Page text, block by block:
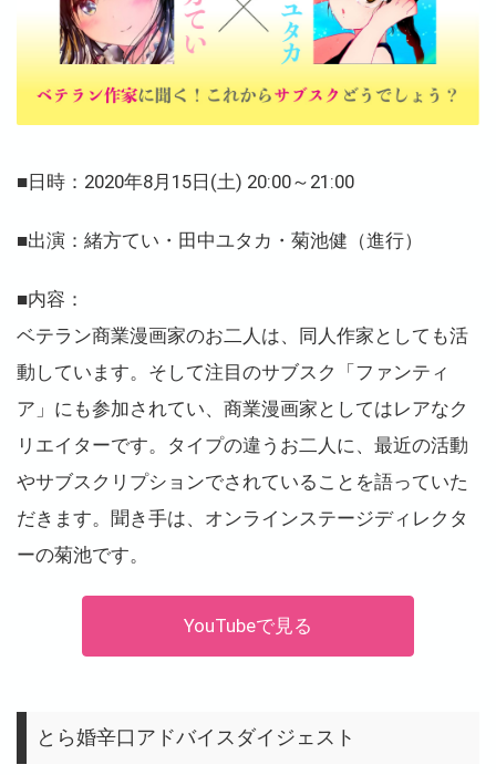
■日時：2020年8月15日(土) 20:00～21:00
■出演：緒方てい・田中ユタカ・菊池健（進行）
■内容：
ベテラン商業漫画家のお二人は、同人作家としても活
動しています。そして注目のサブスク「ファンティ
ア」にも参加されてい、商業漫画家としてはレアなク
リエイターです。タイプの違うお二人に、最近の活動
やサブスクリプションでされていることを語っていた
だきます。聞き手は、オンラインステージディレクタ
ーの菊池です。
YouTubeで見る
とら婚辛口アドバイスダイジェスト